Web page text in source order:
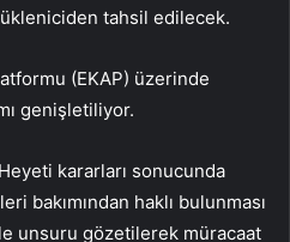
tahsil edilecek.
(EKAP) üzerinde
genişletiliyor.
kararları sonucunda
bakımından haklı bulunması
unsuru gözetilerek müracaat